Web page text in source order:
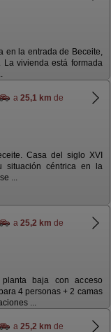
en la entrada de Beceite,
vivienda está formada
a 25,1 km de
Casa del siglo XVI
situación céntrica en la
...
a 25,2 km de
baja con acceso
4 personas + 2 camas
...
a 25,2 km de